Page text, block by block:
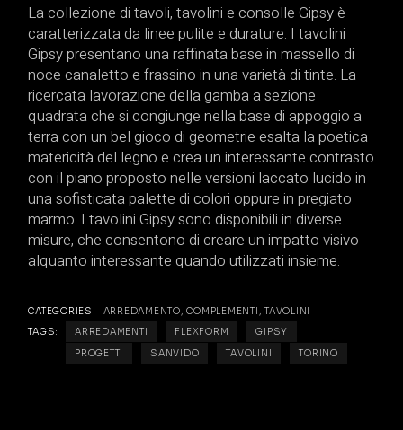
La collezione di tavoli, tavolini e consolle Gipsy è
caratterizzata da linee pulite e durature. I tavolini
Gipsy presentano una raffinata base in massello di
noce canaletto e frassino in una varietà di tinte. La
ricercata lavorazione della gamba a sezione
quadrata che si congiunge nella base di appoggio a
terra con un bel gioco di geometrie esalta la poetica
matericità del legno e crea un interessante contrasto
con il piano proposto nelle versioni laccato lucido in
una sofisticata palette di colori oppure in pregiato
marmo. I tavolini Gipsy sono disponibili in diverse
misure, che consentono di creare un impatto visivo
alquanto interessante quando utilizzati insieme.
CATEGORIES: ARREDAMENTO,COMPLEMENTI ,TAVOLINI
TAGS:
ARREDAMENTI FLEXFORM
GIPSY
PROGETTI
SANVIDO TAVOLINI TORINO